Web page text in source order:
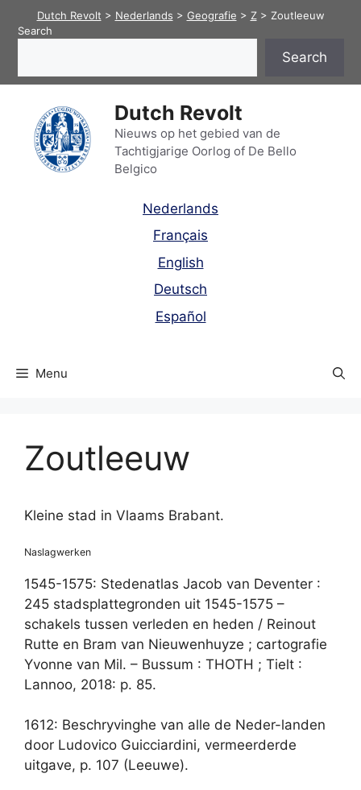
Dutch Revolt > Nederlands > Geografie > Z> Zoutleeuw
Search
Search
Dutch Revolt
Nieuws op het gebied van de
Tachtigjarige Oorlog of De Bello
Belgico
Nederlands
Français
English
Deutsch
Español
Menu
Zoutleeuw
Kleine stad in Vlaams Brabant.
Naslagwerken
1545-1575: Stedenatlas Jacob van Deventer :
245 stadsplattegronden uit 1545-1575 –
schakels tussen verleden en heden / Reinout
Rutte en Bram van Nieuwenhuyze ; cartografie
Yvonne van Mil. – Bussum : THOTH ; Tielt :
Lannoo, 2018: p. 85.
1612: Beschryvinghe van alle de Neder-landen
door Ludovico Guicciardini, vermeerderde
uitgave, p. 107 (Leeuwe).